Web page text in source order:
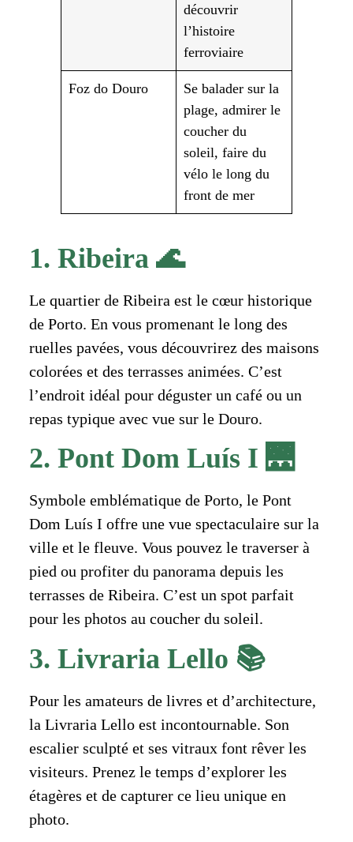
découvrir
l’histoire
ferroviaire
Foz do Douro
Se balader sur la
plage, admirer le
coucher du
soleil, faire du
vélo le long du
front de mer
1. Ribeira 🌊
Le quartier de Ribeira est le cœur historique
de Porto. En vous promenant le long des
ruelles pavées, vous découvrirez des maisons
colorées et des terrasses animées. C’est
l’endroit idéal pour déguster un café ou un
repas typique avec vue sur le Douro.
2. Pont Dom Luís I 🌉
Symbole emblématique de Porto, le Pont
Dom Luís I offre une vue spectaculaire sur la
ville et le fleuve. Vous pouvez le traverser à
pied ou profiter du panorama depuis les
terrasses de Ribeira. C’est un spot parfait
pour les photos au coucher du soleil.
3. Livraria Lello 📚
Pour les amateurs de livres et d’architecture,
la Livraria Lello est incontournable. Son
escalier sculpté et ses vitraux font rêver les
visiteurs. Prenez le temps d’explorer les
étagères et de capturer ce lieu unique en
photo.